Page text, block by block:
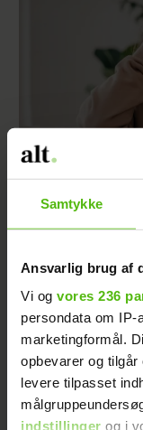
Samtykke
Ansvarlig brug af
Vi og vores 236
persondata om
marketingformål.
opbevarer og
levere tilpasset
indstillinger og i
Jeg valgte at